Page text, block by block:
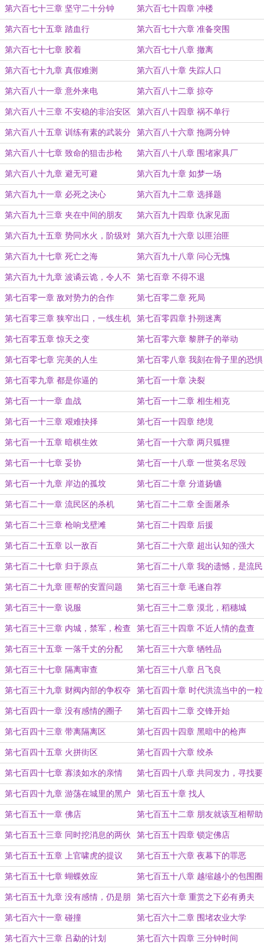
的敌人
第六百七十三章 坚守二十分钟 第六百七十四章 冲楼
第六百七十五章 踏血行 第六百七十六章 准备突围
第六百七十七章 胶着 第六百七十八章 撤离
第六百七十九章 真假难测 第六百八十章 失踪人口
第六百八十一章 意外来电 第六百八十二章 掠夺
第六百八十三章 不安稳的非治安区 第六百八十四章 祸不单行
第六百八十五章 训练有素的武装分
子
第六百八十六章 拖两分钟
第六百八十七章 致命的狙击步枪 第六百八十八章 围堵家具厂
第六百八十九章 避无可避 第六百九十章 如梦一场
第六百九十一章 必死之决心 第六百九十二章 选择题
第六百九十三章 夹在中间的朋友 第六百九十四章 仇家见面
第六百九十五章 势同水火，阶级对
立
第六百九十六章 以匪治匪
第六百九十七章 死亡之海 第六百九十八章 问心无愧
第六百九十九章 波谲云诡，令人不
安的危机
第七百章 不得不退
第七百零一章 敌对势力的合作 第七百零二章 死局
第七百零三章 狭窄出口，一线生机 第七百零四章 扑朔迷离
第七百零五章 惊天之变 第七百零六章 黎胖子的举动
第七百零七章 完美的人生 第七百零八章 我刻在骨子里的恐惧
第七百零九章 都是你逼的 第七百一十章 决裂
第七百一十一章 血战 第七百一十二章 相生相克
第七百一十三章 艰难抉择 第七百一十四章 绝境
第七百一十五章 暗棋生效 第七百一十六章 两只狐狸
第七百一十七章 妥协 第七百一十八章 一世英名尽毁
第七百一十九章 岸边的孤坟 第七百二十章 分道扬镳
第七百二十一章 流民区的杀机 第七百二十二章 全面屠杀
第七百二十三章 枪响戈壁滩 第七百二十四章 后援
第七百二十五章 以一敌百 第七百二十六章 超出认知的强大
第七百二十七章 归于原点 第七百二十八章 我的遗憾，是流民
区的星空
第七百二十九章 匪帮的安置问题 第七百三十章 毛遂自荐
第七百三十一章 说服 第七百三十二章 漠北，稻穗城
第七百三十三章 内城，禁军，检查 第七百三十四章 不近人情的盘查
第七百三十五章 一落千丈的分配 第七百三十六章 牺牲品
第七百三十七章 隔离审查 第七百三十八章 吕飞良
第七百三十九章 财阀内部的争权夺
利
第七百四十章 时代洪流当中的一粒
沙
第七百四十一章 没有感情的圈子 第七百四十二章 交锋开始
第七百四十三章 带离隔离区 第七百四十四章 黑暗中的枪声
第七百四十五章 火拼街区 第七百四十六章 绞杀
第七百四十七章 寡淡如水的亲情 第七百四十八章 共同发力，寻找要
犯
第七百四十九章 游荡在城里的黑户 第七百五十章 找人
第七百五十一章 佛店 第七百五十二章 朋友就该互相帮助
第七百五十三章 同时挖消息的两伙
人
第七百五十四章 锁定佛店
第七百五十五章 上官啸虎的提议 第七百五十六章 夜幕下的罪恶
第七百五十七章 蝴蝶效应 第七百五十八章 越缩越小的包围圈
第七百五十九章 没有感情，仍是朋
友
第七百六十章 重赏之下必有勇夫
第七百六十一章 碰撞 第七百六十二章 围堵农业大学
第七百六十三章 吕勐的计划 第七百六十四章 三分钟时间